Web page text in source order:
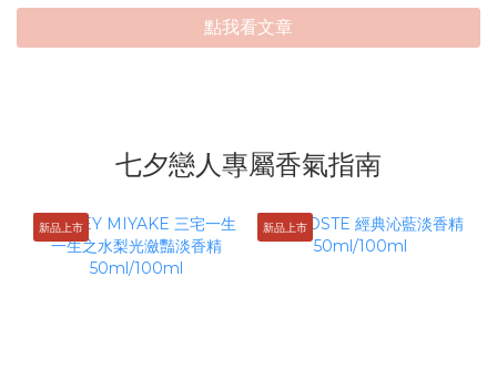
點我看文章
七夕戀人專屬香氣指南
新品上市 新品上市